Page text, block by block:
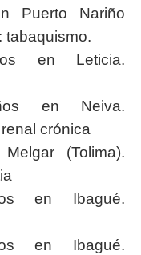
Puerto Nariño
tabaquismo.
en Leticia.
en Neiva.
crónica
(Tolima).
en Ibagué.
en Ibagué.